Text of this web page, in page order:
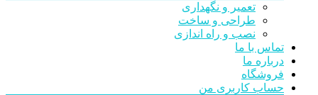
تعمیر و نگهداری
طراحی و ساخت
نصب و راه اندازی
تماس با ما
درباره ما
فروشگاه
حساب کاربری من